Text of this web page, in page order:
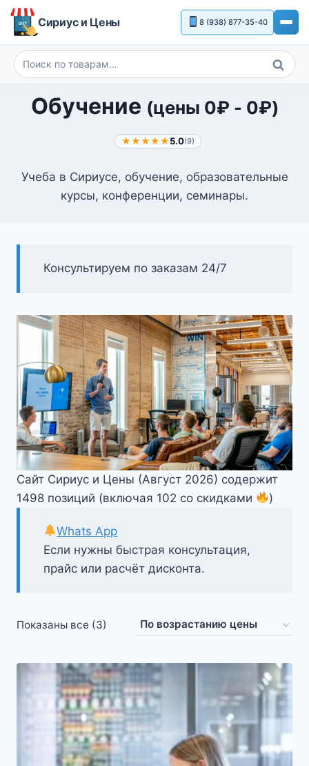
Перейти
Сириус и Цены 8 (938) 877-35-40
Искать:
Поиск
Обучение (цены 0₽ - 0₽)
★★★★★5.0(9)
Учеба в Сириусе, обучение, образовательные
курсы, конференции, семинары.
Консультируем по заказам 24/7
Сайт Сириус и Цены (Август 2026) содержит
1498 позиций (включая 102 со скидками
)
Если нужны быстрая консультация,
прайс или расчёт дисконта.
Whats App
Показаны все (3)
возрастанию